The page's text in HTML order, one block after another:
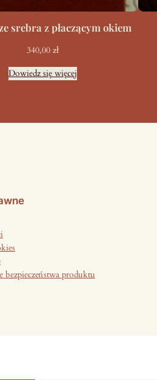
srebra z płaczącym okiem
340,00 zł
Dowiedz się więcej
bezpieczeństwa produktu